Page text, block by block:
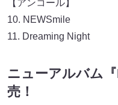
【アンコール】
NEWSmile
Dreaming Night
ニューアルバム
売！